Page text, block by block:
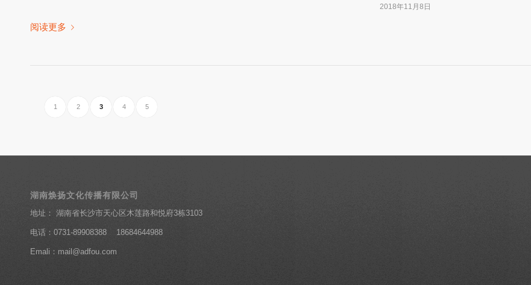
2018年11月8日
阅读更多
1 2 3 4 5
湖南焕扬文化传播有限公司
地址： 湖南省长沙市天心区木莲路和悦府3栋3103
电话：0731-89908388 18684644988
Emali：mail@adfou.com